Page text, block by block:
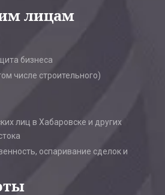
лицам
бизнеса
числе строительного)
лиц в Хабаровске и других
оспаривание сделок и